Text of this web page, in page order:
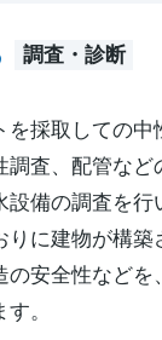
調査・診断
を採取しての中
調査、配管など
設備の調査を行
りに建物が構築
の安全性などを
。